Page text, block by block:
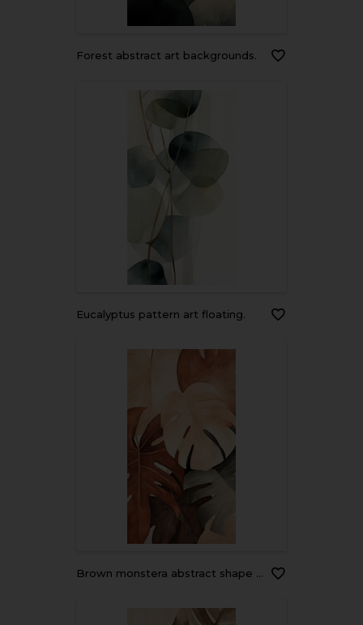
Forest abstract art backgrounds.
Eucalyptus pattern art floating.
Brown monstera abstract shape painting plant leaf.